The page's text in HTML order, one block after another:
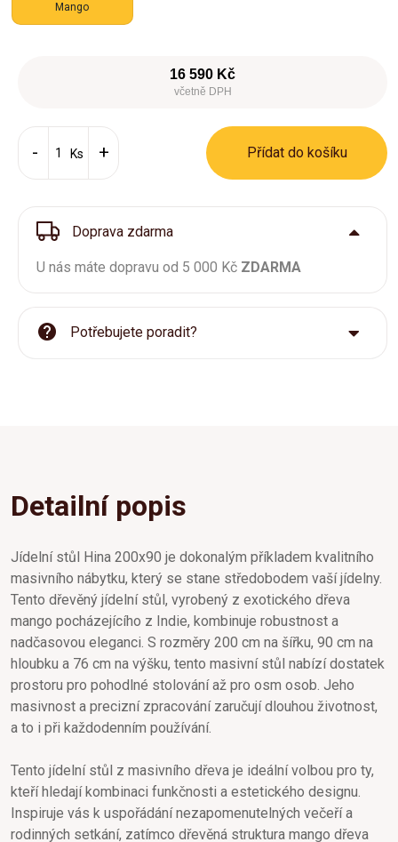
Mango
16 590 Kč
včetně DPH
Ks Přídat do košíku
Doprava zdarma
U nás máte dopravu od 5 000 Kč ZDARMA
Potřebujete poradit?
Detailní popis
Jídelní stůl Hina 200x90 je dokonalým příkladem kvalitního
masivního nábytku, který se stane středobodem vaší jídelny.
Tento dřevěný jídelní stůl, vyrobený z exotického dřeva
mango pocházejícího z Indie, kombinuje robustnost a
nadčasovou eleganci. S rozměry 200 cm na šířku, 90 cm na
hloubku a 76 cm na výšku, tento masivní stůl nabízí dostatek
prostoru pro pohodlné stolování až pro osm osob. Jeho
masivnost a precizní zpracování zaručují dlouhou životnost,
a to i při každodenním používání.
Tento jídelní stůl z masivního dřeva je ideální volbou pro ty,
kteří hledají kombinaci funkčnosti a estetického designu.
Inspiruje vás k uspořádání nezapomenutelných večeří a
rodinných setkání, zatímco dřevěná struktura mango dřeva